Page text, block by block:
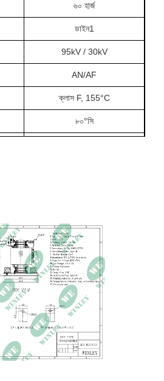
৬০ হার্জ
ডাইন1
95kV / 30kV
AN/AF
ক্লাস F, 155°C
৮০°সি
99.০০%
NEMA 3R
71L × 59W × 71H ইঞ্চি
৩৯৬০ পাউন্ড